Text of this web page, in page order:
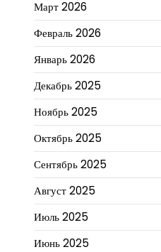
Март 2026
Февраль 2026
Январь 2026
Декабрь 2025
Ноябрь 2025
Октябрь 2025
Сентябрь 2025
Август 2025
Июль 2025
Июнь 2025